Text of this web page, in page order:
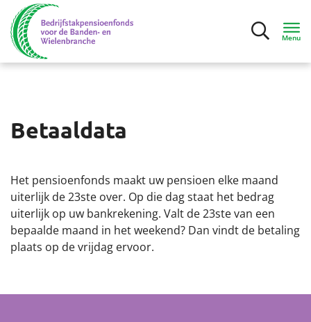
Menu
Deelnemers
Mijn situatie
Ik ga bijna met pensioen
Ik ben met pensioen
Betaaldata
Het pensioenfonds maakt uw pensioen elke maand
uiterlijk de 23ste over. Op die dag staat het bedrag
uiterlijk op uw bankrekening. Valt de 23ste van een
bepaalde maand in het weekend? Dan vindt de betaling
plaats op de vrijdag ervoor.